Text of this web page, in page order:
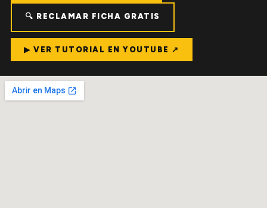
🔍 RECLAMAR FICHA GRATIS
▶ VER TUTORIAL EN YOUTUBE ↗